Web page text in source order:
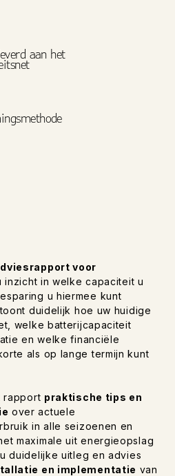
aan het
voor
inzicht in welke capaciteit u
u hiermee kunt
duidelijk hoe uw huidige
welke batterijcapaciteit
en welke financiële
als op lange termijn kunt
rapport praktische tips en
over actuele
in alle seizoenen en
maximale uit energieopslag
duidelijke uitleg en advies
en implementatie van